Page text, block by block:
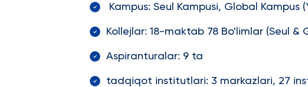
Kampus: Seul Kampusi, Global Kampus
Kollejlar: 18-maktab 78 Bo'limlar (Seul &
Aspiranturalar: 9 ta
tadqiqot institutlari: 3 markazlari, 27